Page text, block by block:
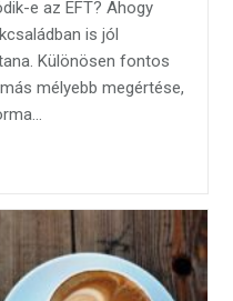
e az EFT? Ahogy
is jól
Különösen fontos
mélyebb megértése,